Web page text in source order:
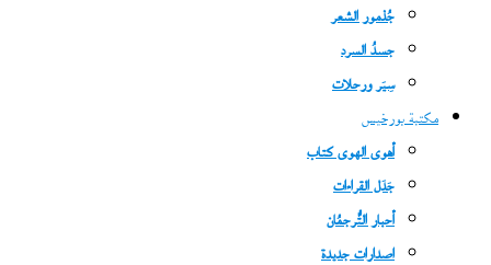
جُذمور الشعر
جسدُ السرد
سِيَر ورحلات
مكتبة بورخيس
أهوى الهوى كتاب
جَدَل القراءات
أحبار التُّرجمُان
اصدارات جديدة